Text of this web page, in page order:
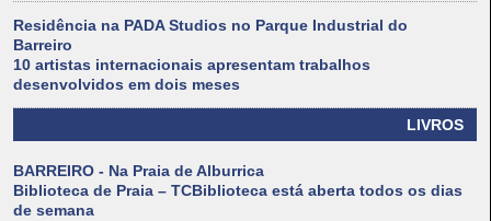
Residência na PADA Studios no Parque Industrial do
Barreiro
10 artistas internacionais apresentam trabalhos
desenvolvidos em dois meses
LIVROS
BARREIRO - Na Praia de Alburrica
Biblioteca de Praia – TCBiblioteca está aberta todos os dias
de semana